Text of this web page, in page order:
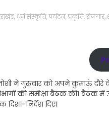
, धर्म संस्कृति,पर्यटन,प्रकृति,रोजगार,
ने गुरुवार को अपने कुमाऊं दौरे
की समीक्षा बैठक की। बैठक में
निर्देश दिए।